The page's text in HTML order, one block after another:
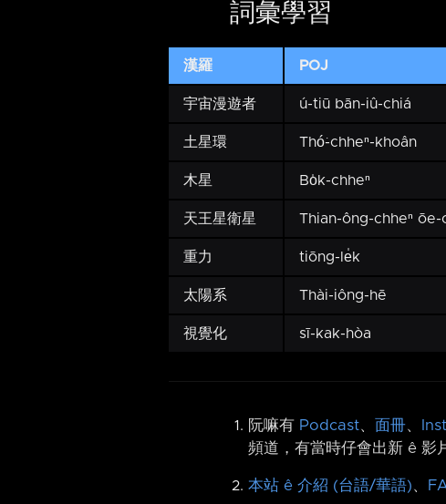
詞彙學習
漢羅 POJ
宇宙漫遊者 ú-tiū bān-iû-chiá
土星環 Thó͘-chheⁿ-khoân
木星 Bo̍k-chheⁿ
天王星衛星 Thian-ông-chheⁿ ōe-
重力 tiōng-le̍k
太陽系 Thài-iông-hē
視覺化 sī-kak-hòa
阮嘛有 Podcast、 面冊、
頻道，有當時仔會出新 ê 影
本站 ê 介紹 (台語/華語)、